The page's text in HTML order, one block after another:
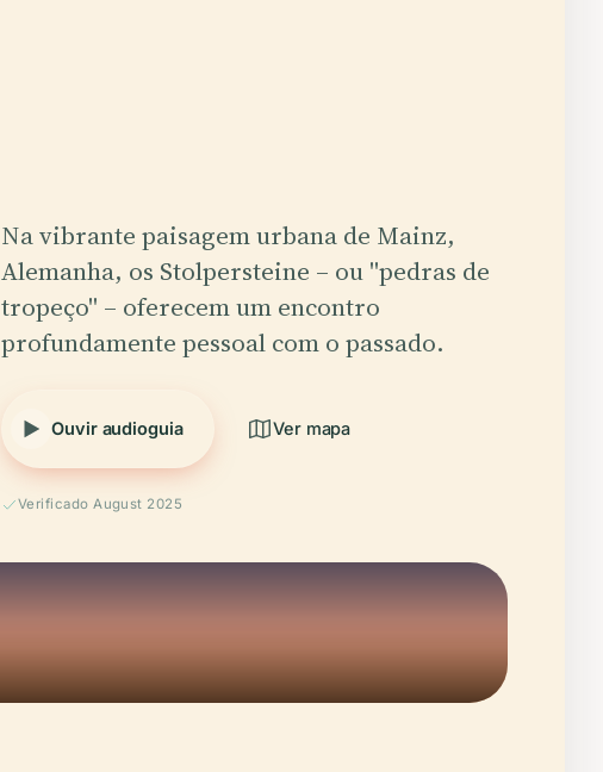
Na vibrante paisagem urbana de Mainz,
Alemanha, os Stolpersteine – ou "pedras de
tropeço" – oferecem um encontro
profundamente pessoal com o passado.
Ouvir audioguia Ver mapa
Verificado August 2025